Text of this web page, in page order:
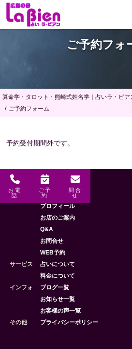
ご予約フォ
算命学・タロット・熊崎式姓名学｜占いラ・
ご予約フォーム
予約受付期間外です。
お電
話
ご予
約
問合
せ
メニュー
HOME
プロフィール
お店のご案内
Q&A
お問合せ
WEB予約
サービス
占いについて
料金について
インフォ
ブログ一覧
お知らせ一覧
お客様の声一覧
その他
プライバシーポリシー